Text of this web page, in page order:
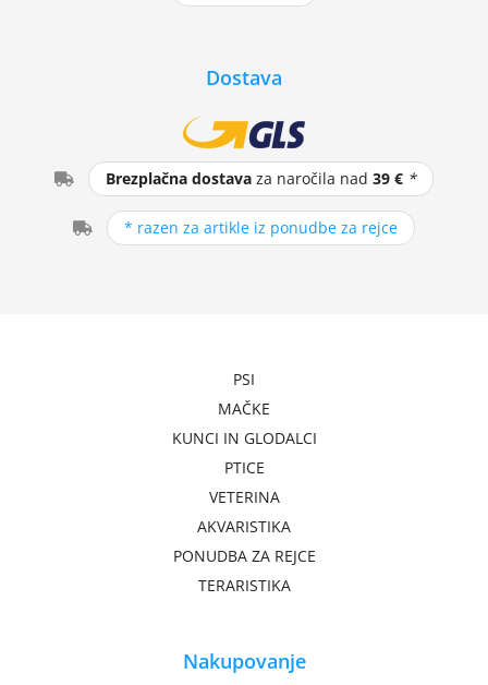
Dostava
Brezplačna dostava za naročila nad39 € *
* razen za artikle iz ponudbe za rejce
PSI
MAČKE
KUNCI IN GLODALCI
PTICE
VETERINA
AKVARISTIKA
PONUDBA ZA REJCE
TERARISTIKA
Nakupovanje